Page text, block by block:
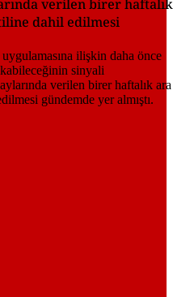
verilen birer haftalık
dahil edilmesi